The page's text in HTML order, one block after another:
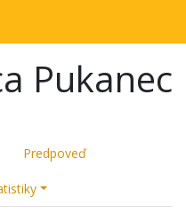
Pukanec
Predpoveď